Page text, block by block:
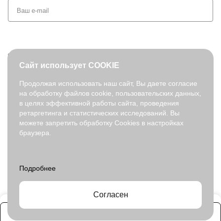
© 2026. fabretti.ru. Все права защищены
На информационном ресурсе применяются
рекомендательные
технологии .
Все ресурсы сайта fabretti.ru, включая (но не ограничиваясь)
прав на интеллектуальную собственность, защищены российским
Сайт использует COOKIE
Продолжая использовать наш сайт, Вы даете согласие
на обработку файлов cookie, пользовательских данных,
в целях эффективной работы сайта, проведения
ретаргетинга и статистических исследований. Вы
можете запретить обработку Cookies в настройках
браузера.
Согласен